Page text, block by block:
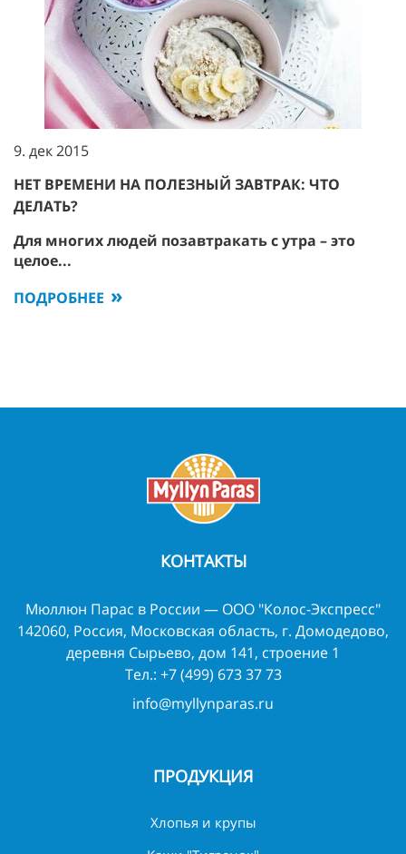
9. дек 2015
НЕТ ВРЕМЕНИ НА ПОЛЕЗНЫЙ ЗАВТРАК: ЧТО
ДЕЛАТЬ?
Для многих людей позавтракать с утра – это
целое...
ПОДРОБНЕЕ
КОНТАКТЫ
Мюллюн Парас в России — ООО "Колос-Экспресс"
142060, Россия, Московская область, г. Домодедово,
деревня Сырьево, дом 141, строение 1
Тел.: +7 (499) 673 37 73
info@myllynparas.ru
ПРОДУКЦИЯ
Хлопья и крупы